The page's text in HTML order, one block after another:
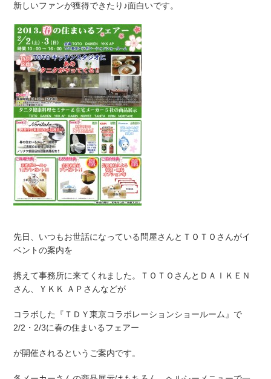
新しいファンが獲得できたり♪面白いです。
先日、いつもお世話になっている問屋さんとＴＯＴＯさんがイ
ベントの案内を
携えて事務所に来てくれました。ＴＯＴＯさんとＤＡＩＫＥＮ
さん、ＹＫＫ ＡＰさんなどが
コラボした『ＴＤＹ東京コラボレーションショールーム』で
2/2・2/3に春の住まいるフェアー
が開催されるというご案内です。